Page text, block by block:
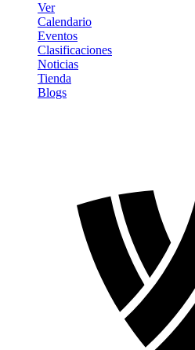
Ver
Calendario
Eventos
Clasificaciones
Noticias
Tienda
Blogs